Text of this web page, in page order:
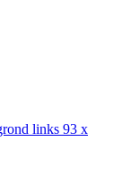
links 93 x